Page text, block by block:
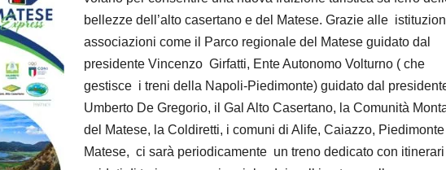
bellezze dell’alto casertano e del Matese. Grazie alle
associazioni come il Parco regionale del Matese guidato dal
presidente Vincenzo Girfatti, Ente Autonomo Volturno ( che
gestisce i treni della Napoli-Piedimonte) guidato dal
Umberto De Gregorio, il Gal Alto Casertano, la Comunità
del Matese, la Coldiretti, i comuni di Alife, Caiazzo, Piedimonte
Matese, ci sarà periodicamente un treno dedicato con itinerari